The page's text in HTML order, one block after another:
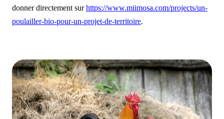
donner directement surhttps://www.miimosa.com/projects/un-
poulailler-bio-pour-un-projet-de-territoire.